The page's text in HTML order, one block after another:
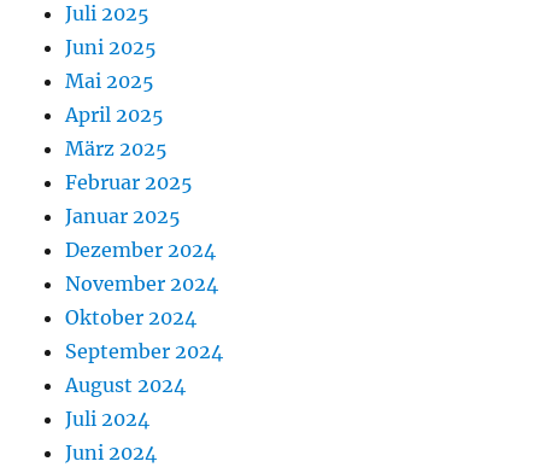
Juli 2025
Juni 2025
Mai 2025
April 2025
März 2025
Februar 2025
Januar 2025
Dezember 2024
November 2024
Oktober 2024
September 2024
August 2024
Juli 2024
Juni 2024